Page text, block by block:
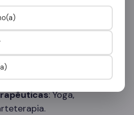
comprometidos em
a alcançar a sobriedade e
e produtiva.
: Yoga,